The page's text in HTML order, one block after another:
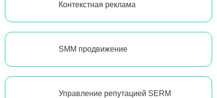
Контекстная реклама
SMM продвижение
Управление репутацией SERM